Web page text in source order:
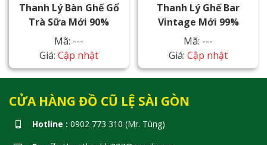
Thanh Lý Bàn Ghế Gổ
Trà Sữa Mới 90%
Mã: ---
Giá: Cập nhật
Thanh Lý Ghế Bar
Vintage Mới 99%
Mã: ---
Giá: Cập nhật
CỬA HÀNG ĐỒ CŨ LỆ SÀI GÒN
Hotline : 0902 773 310 (Mr. Tùng)